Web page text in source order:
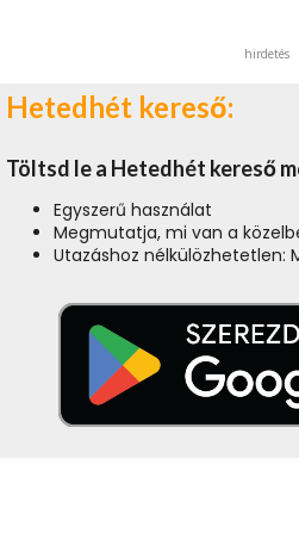
hirdetés
Hetedhét kereső:
Töltsd le a Hetedhét kereső
Egyszerű használat
Megmutatja, mi van a
Utazáshoz nélkülözhetetlen: